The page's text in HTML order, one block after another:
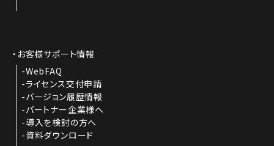
お客様サポート情報
WebFAQ
ライセンス交付申請
バージョン履歴情報
パートナー企業様へ
導入を検討の方へ
資料ダウンロード